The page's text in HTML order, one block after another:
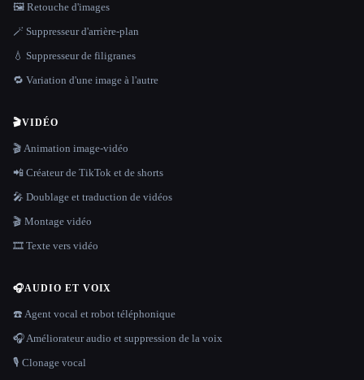
🖼️ Retouche d'images
🪄 Suppresseur d'arrière-plan
💧 Suppresseur de filigranes
🔁 Variation d'une image à l'autre
🎬VIDÉO
🎬 Animation image-vidéo
📲 Créateur de TikTok et de shorts
🎤 Doublage et traduction de vidéos
🎬 Montage vidéo
🎞️ Texte vers vidéo
🎧AUDIO ET VOIX
☎️ Agent vocal et robot téléphonique
🎧 Améliorateur audio et suppression de la voix
🎙️ Clonage vocal